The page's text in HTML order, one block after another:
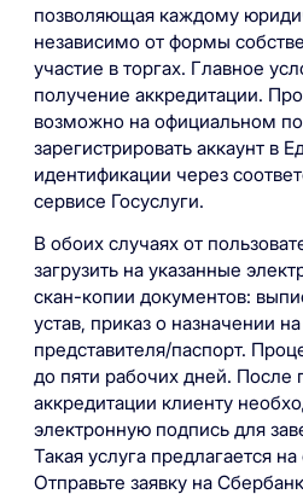
позволяющая каждому
независимо от формы
участие в торгах. Главное
получение аккредитации.
возможно на официальном
зарегистрировать аккаунт в
идентификации через
сервисе Госуслуги.
В обоих случаях от
загрузить на указанные
скан-копии документов:
устав, приказ о назначении
представителя/паспорт.
до пяти рабочих дней. После
аккредитации клиенту
электронную подпись для
Такая услуга предлагается
Отправьте заявку на